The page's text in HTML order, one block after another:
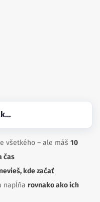
všetkého – ale máš 10
čas
nevieš, kde začať
napĺňa rovnako ako ich